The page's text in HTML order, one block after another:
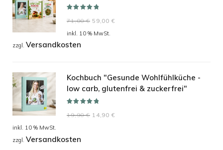
5.00von 5
71,00€ Ursprünglicher
Preis
59,00 €
inkl. 10 % MwSt.
zzgl. Versandkosten
Kochbuch "Gesunde Wohlfühlküche -
low carb, glutenfrei & zuckerfrei"
5.00von 5
19,90€ Ursprünglicher
14,90 €
inkl. 10 % MwSt.
zzgl. Versandkosten